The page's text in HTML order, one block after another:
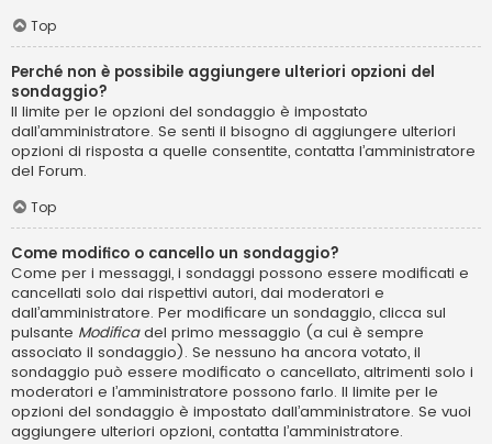
Top
Perché non è possibile aggiungere ulteriori opzioni del
sondaggio?
Il limite per le opzioni del sondaggio è impostato
dall’amministratore. Se senti il bisogno di aggiungere ulteriori
opzioni di risposta a quelle consentite, contatta l’amministratore
del Forum.
Top
Come modifico o cancello un sondaggio?
Come per i messaggi, i sondaggi possono essere modificati e
cancellati solo dai rispettivi autori, dai moderatori e
dall’amministratore. Per modificare un sondaggio, clicca sul
pulsante Modificadel primo messaggio (a cui è sempre
associato il sondaggio). Se nessuno ha ancora votato, il
sondaggio può essere modificato o cancellato, altrimenti solo i
moderatori e l’amministratore possono farlo. Il limite per le
opzioni del sondaggio è impostato dall’amministratore. Se vuoi
aggiungere ulteriori opzioni, contatta l’amministratore.